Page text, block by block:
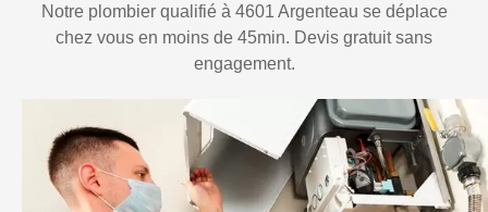
Notre plombier qualifié à 4601 Argenteau se déplace
chez vous en moins de 45min. Devis gratuit sans
engagement.